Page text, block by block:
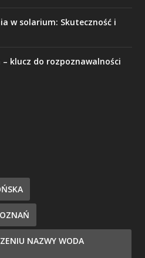
w solarium: Skuteczność i
klucz do rozpoznawalności
NAZWY WODA